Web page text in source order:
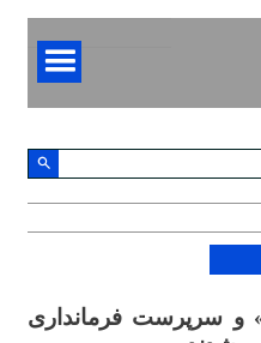
و سرپرست فرمانداری